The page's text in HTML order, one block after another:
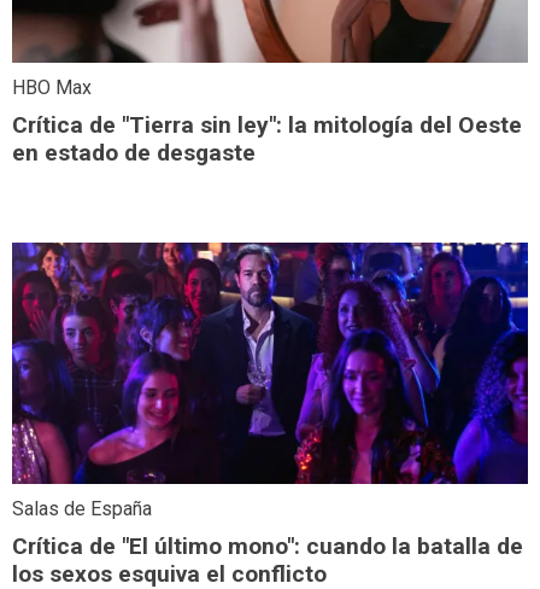
HBO Max
Crítica de "Tierra sin ley": la mitología del Oeste
en estado de desgaste
Salas de España
Crítica de "El último mono": cuando la batalla de
los sexos esquiva el conflicto